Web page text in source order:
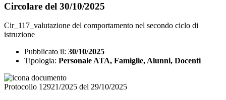
Circolare del 30/10/2025
Cir_117_valutazione del comportamento nel secondo ciclo di
istruzione
Pubblicato il: 30/10/2025
Tipologia: Personale ATA, Famiglie, Alunni, Docenti
Protocollo 12921/2025 del 29/10/2025